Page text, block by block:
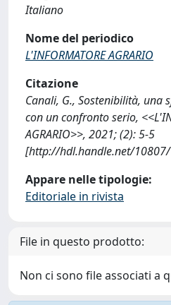
Italiano
Nome del periodico
L'INFORMATORE AGRARIO
Citazione
Canali, G., Sostenibilità, una
con un confronto serio,
AGRARIO>>, 2021; (2): 5-5
[http://hdl.handle.net/
Appare nelle tipologie:
Editoriale in rivista
File in questo prodotto:
Non ci sono file associati a